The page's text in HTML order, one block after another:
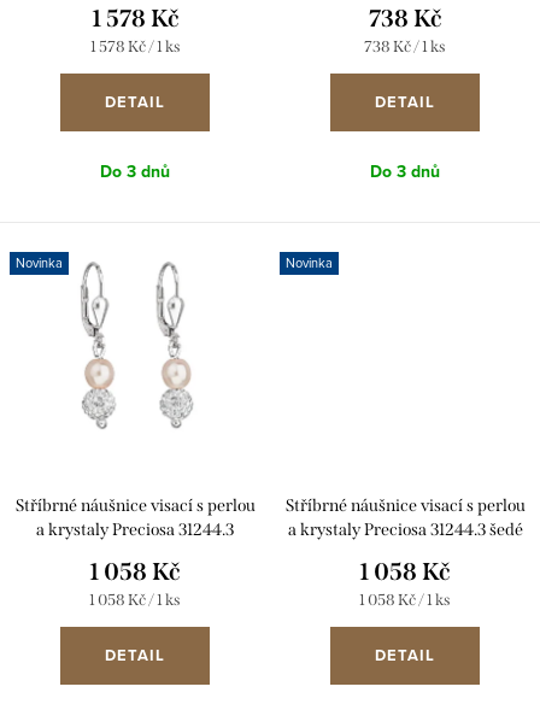
1 578 Kč
Měrná
cena:
1 578 Kč / 1 ks
DETAIL
Do 3 dnů
738 Kč
Měrná
cena:
738 Kč / 1 ks
DETAIL
Do 3 dnů
Novinka
Stříbrné náušnice visací s perlou
a krystaly Preciosa 31244.3
1 058 Kč
Měrná
1 058 Kč / 1 ks
DETAIL
Novinka
Stříbrné náušnice visací s perlou
a krystaly Preciosa 31244.3 šedé
1 058 Kč
Měrná
1 058 Kč / 1 ks
DETAIL